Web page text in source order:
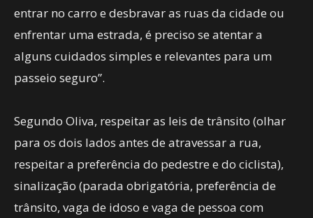
entrar no carro e desbravar as ruas da cidade ou
enfrentar uma estrada, é preciso se atentar a
alguns cuidados simples e relevantes para um
passeio seguro”.
Segundo Oliva, respeitar as leis de trânsito (olhar
para os dois lados antes de atravessar a rua,
respeitar a preferência do pedestre e do ciclista),
sinalização (parada obrigatória, preferência de
trânsito, vaga de idoso e vaga de pessoa com